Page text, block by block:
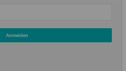
Anmelden